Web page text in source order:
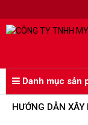
Danh mục sản
HƯỚNG DẪN